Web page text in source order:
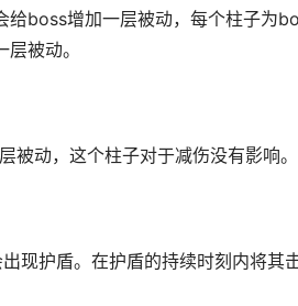
boss增加一层被动，每个柱子为
被动。
动，这个柱子对于减伤没有影响。
现护盾。在护盾的持续时刻内将其